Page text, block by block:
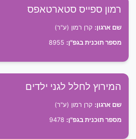
רמון ספייס סטארטאפס
שם ארגון: קרן רמון (ע"ר)
מספר תוכנית בגפ"ן:
המירוץ לחלל לגני ילדים
שם ארגון: קרן רמון (ע"ר)
מספר תוכנית בגפ"ן: